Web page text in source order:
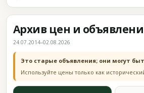
Архив цен и
24.07.2014–02.08.2026
Это старые объявления; они могут
Используйте цены только как